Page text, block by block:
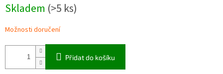
cena:
Skladem (>5 ks)
Možnosti doručení
Přidat do košíku